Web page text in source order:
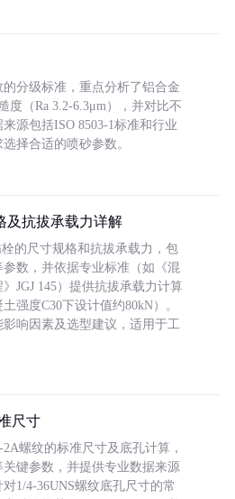
分级标准，重点分析了铝合金
度（Ra 3.2-6.3μm），并对比不
源包括ISO 8503-1标准和行业
择合适的喷砂参数。
及抗拔承载力详解
的尺寸规格和抗拔承载力，包
数，并依据专业标准（如《混
JGJ 145）提供抗拔承载力计算
强度C30下设计值约80kN）。
响因素及选型建议，适用于工
尺寸
螺纹的标准尺寸及底孔计算，
键参数，并提供专业数据来源
对1/4-36UNS螺纹底孔尺寸的常